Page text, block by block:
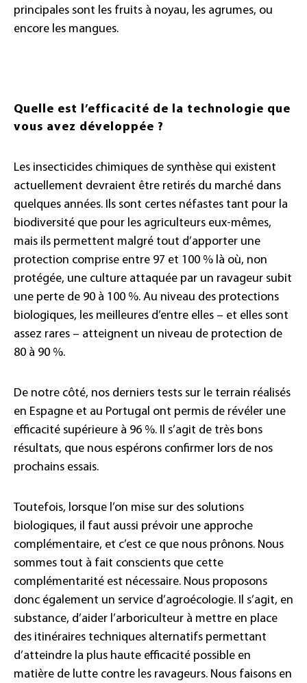
principales sont les fruits à noyau, les agrumes, ou
encore les mangues.
Quelle est l’efficacité de la technologie que
vous avez développée ?
Les insecticides chimiques de synthèse qui existent
actuellement devraient être retirés du marché dans
quelques années. Ils sont certes néfastes tant pour la
biodiversité que pour les agriculteurs eux-mêmes,
mais ils permettent malgré tout d’apporter une
protection comprise entre 97 et 100 % là où, non
protégée, une culture attaquée par un ravageur subit
une perte de 90 à 100 %. Au niveau des protections
biologiques, les meilleures d’entre elles – et elles sont
assez rares – atteignent un niveau de protection de
80 à 90 %.
De notre côté, nos derniers tests sur le terrain réalisés
en Espagne et au Portugal ont permis de révéler une
efficacité supérieure à 96 %. Il s’agit de très bons
résultats, que nous espérons confirmer lors de nos
prochains essais.
Toutefois, lorsque l’on mise sur des solutions
biologiques, il faut aussi prévoir une approche
complémentaire, et c’est ce que nous prônons. Nous
sommes tout à fait conscients que cette
complémentarité est nécessaire. Nous proposons
donc également un service d’agroécologie. Il s’agit, en
substance, d’aider l’arboriculteur à mettre en place
des itinéraires techniques alternatifs permettant
d’atteindre la plus haute efficacité possible en
matière de lutte contre les ravageurs. Nous faisons en